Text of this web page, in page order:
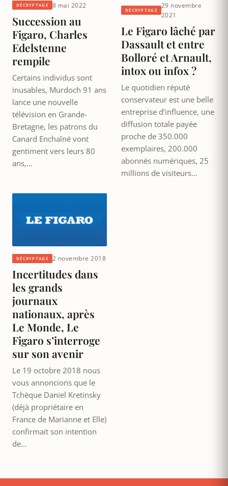
DÉCRYPTAGE 8 mai 2022
Succession au
Figaro, Charles
Edelstenne
rempile
Certains individus sont
inusables, Murdoch 91 ans
lance une nouvelle
télévision en Grande-
Bretagne, les patrons du
Canard Enchaîné vont
gentiment vers leurs 80
ans,…
DÉCRYPTAGE
29 novembre
2021
Le Figaro lâché par
Dassault et entre
Bolloré et Arnault,
intox ou infox ?
Le quotidien réputé
conservateur est une belle
entreprise d’influence, une
diffusion totale payée
proche de 350.000
exemplaires, 200.000
abonnés numériques, 25
millions de visiteurs…
DÉCRYPTAGE 2 novembre 2018
Incertitudes dans
les grands
journaux
nationaux, après
Le Monde, Le
Figaro s’interroge
sur son avenir
Le 19 octobre 2018 nous
vous annoncions que le
Tchèque Daniel Kretinsky
(déjà propriétaire en
France de Marianne et Elle)
confirmait son intention
de…